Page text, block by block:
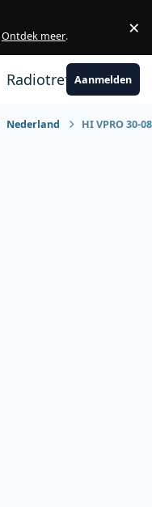
Ontdek meer. ×
RadiotrefpuntAanmelden
Nederland HI VPRO 30-